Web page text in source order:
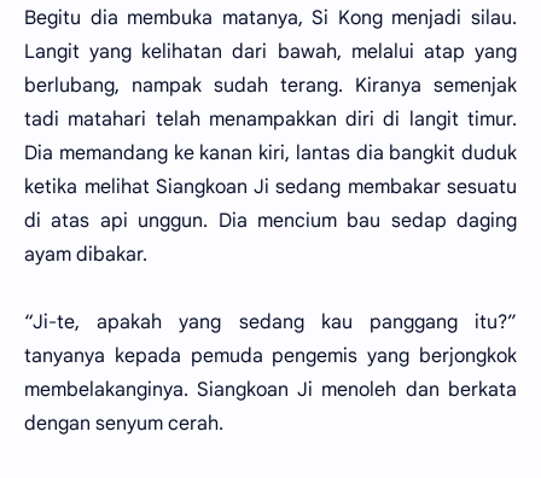
Begitu dia membuka matanya, Si Kong menjadi silau.
Langit yang kelihatan dari bawah, melalui atap yang
berlubang, nampak sudah terang. Kiranya semenjak
tadi matahari telah menampakkan diri di langit timur.
Dia memandang ke kanan kiri, lantas dia bangkit duduk
ketika melihat Siangkoan Ji sedang membakar sesuatu
di atas api unggun. Dia mencium bau sedap daging
ayam dibakar.
“Ji-te, apakah yang sedang kau panggang itu?”
tanyanya kepada pemuda pengemis yang berjongkok
membelakanginya. Siangkoan Ji menoleh dan berkata
dengan senyum cerah.